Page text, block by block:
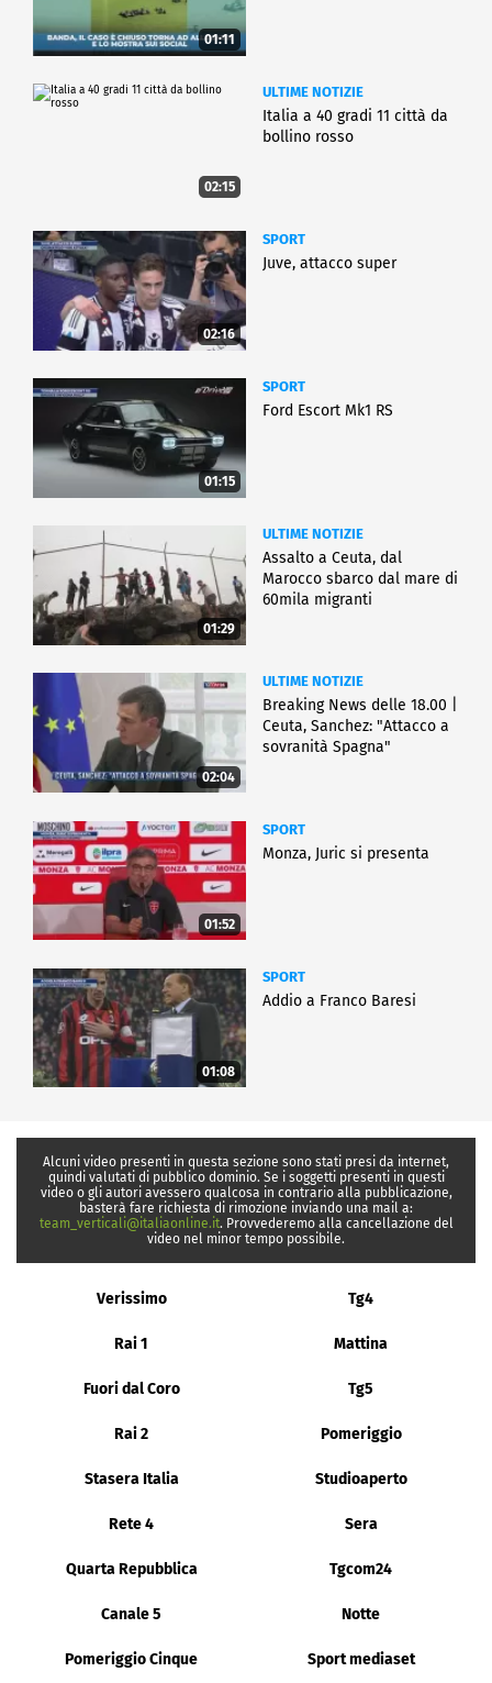
01:11
02:15
ULTIME NOTIZIE
Italia a 40 gradi 11 città da
bollino rosso
02:16
SPORT
Juve, attacco super
01:15
SPORT
Ford Escort Mk1 RS
01:29
ULTIME NOTIZIE
Assalto a Ceuta, dal
Marocco sbarco dal mare di
60mila migranti
02:04
ULTIME NOTIZIE
Breaking News delle 18.00 |
Ceuta, Sanchez: "Attacco a
sovranità Spagna"
01:52
SPORT
Monza, Juric si presenta
01:08
SPORT
Addio a Franco Baresi
Alcuni video presenti in questa sezione sono stati presi da internet,
quindi valutati di pubblico dominio. Se i soggetti presenti in questi
video o gli autori avessero qualcosa in contrario alla pubblicazione,
basterà fare richiesta di rimozione inviando una mail a:
team_verticali@italiaonline.it. Provvederemo alla cancellazione del
video nel minor tempo possibile.
Verissimo Tg4
Rai 1 Mattina
Fuori dal Coro Tg5
Rai 2 Pomeriggio
Stasera Italia Studioaperto
Rete 4 Sera
Quarta Repubblica Tgcom24
Canale 5 Notte
Pomeriggio Cinque Sport mediaset